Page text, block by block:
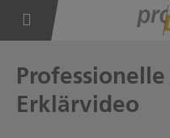
Erklärvideo